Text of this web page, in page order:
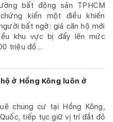
bất động sản TPHCM
kiến một điều khiến
bất ngờ: giá căn hộ mới
khu vực bị đẩy lên mức
triệu đồ...
ở Hồng Kông luôn ở
chung cư tại Hồng Kông,
tiếp tục giữ vị trí đắt đỏ